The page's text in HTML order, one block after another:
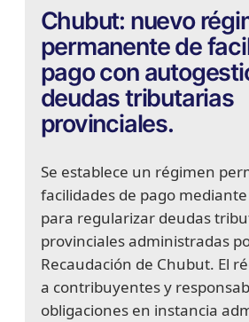
Chubut: nuevo
permanente de
pago con
deudas tributarias
provinciales.
Se establece un régimen
facilidades de pago
para regularizar deudas
provinciales administradas
Recaudación de Chubut. El
a contribuyentes y
obligaciones en instancia